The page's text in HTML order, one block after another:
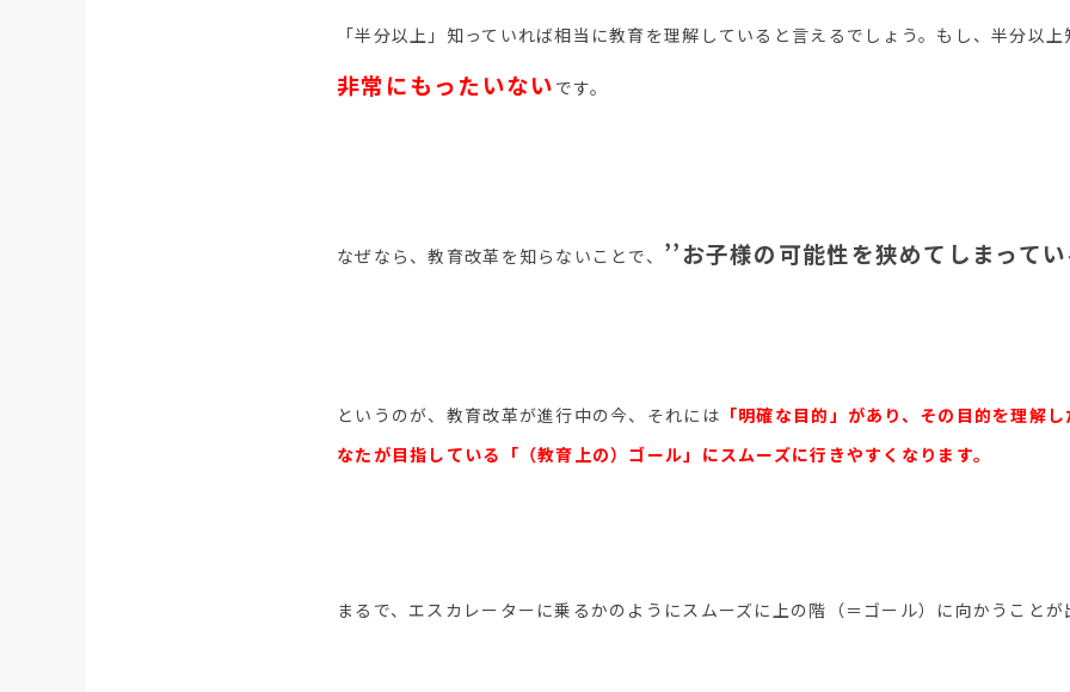
「半分以上」知っていれば相当に教育を理解していると言えるでしょう。もし、半分以
非常にもったいない です。
なぜなら、教育改革を知らないことで、 ’’お子様の可能性を狭めてしまってい
というのが、教育改革が進行中の今、それには 「明確な目的」 があり、 その目的を理解
なたが目指している「（教育上の）ゴール」にスムーズに行きやすくなります。
まるで、エスカレーターに乗るかのようにスムーズに上の階（＝ゴール）に向かうことが